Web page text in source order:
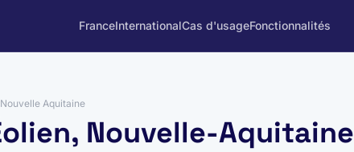
FranceInternationalCas d'usageFonctionnalités
Nouvelle Aquitaine
Nouvelle-Aquitaine